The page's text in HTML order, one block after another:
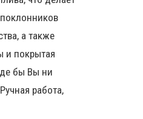
а также
и покрытая
бы Вы ни
работа,